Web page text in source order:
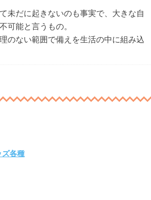
未だに起きないのも事実で、大きな自
可能と言うもの。
のない範囲で備えを生活の中に組み込
各種